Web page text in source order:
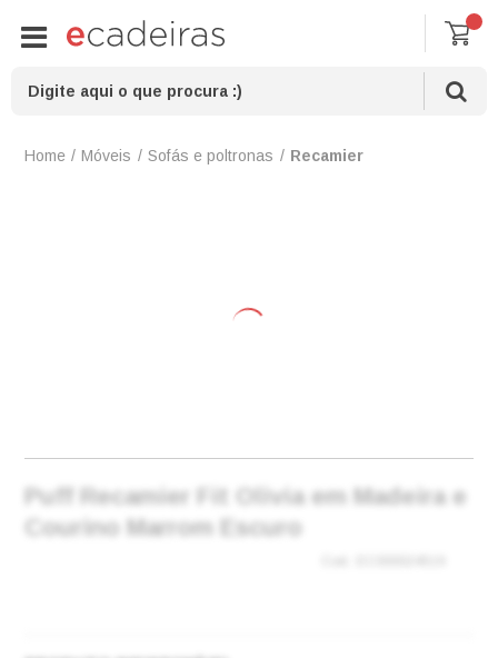
Móveis Sofás e poltronas Recamier
Puff Recamier Fit Olivia em Madeira e
Courino Marrom Escuro